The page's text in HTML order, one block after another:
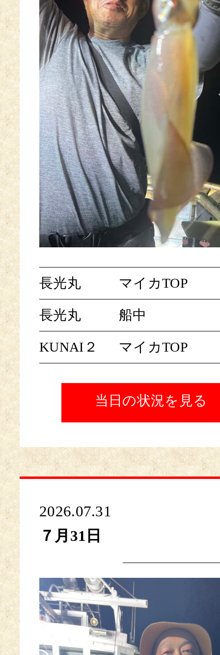
長光丸 マイカTOP
長光丸 船中
KUNAI２ マイカTOP
当日の状況を見る
2026.07.31
７月31日